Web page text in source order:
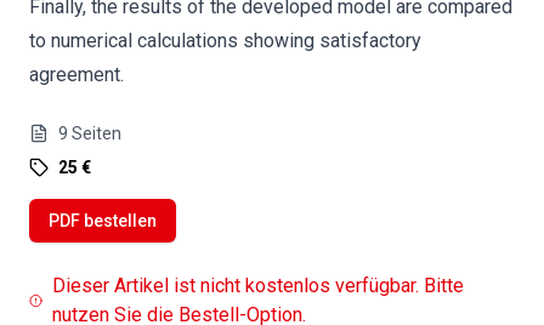
Finally, the results of the developed model are compared
to numerical calculations showing satisfactory
agreement.
9 Seiten
25 €
PDF bestellen
Dieser Artikel ist nicht kostenlos verfügbar. Bitte
nutzen Sie die Bestell-Option.